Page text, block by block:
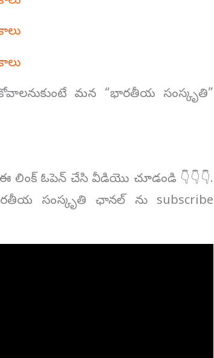
మన “భారతీయ సంస్కృతి”
ఓపెన్ చేసి వీడియొ చూడండి 👇👇👇.
సంస్కృతి ఛానల్ ను subscribe